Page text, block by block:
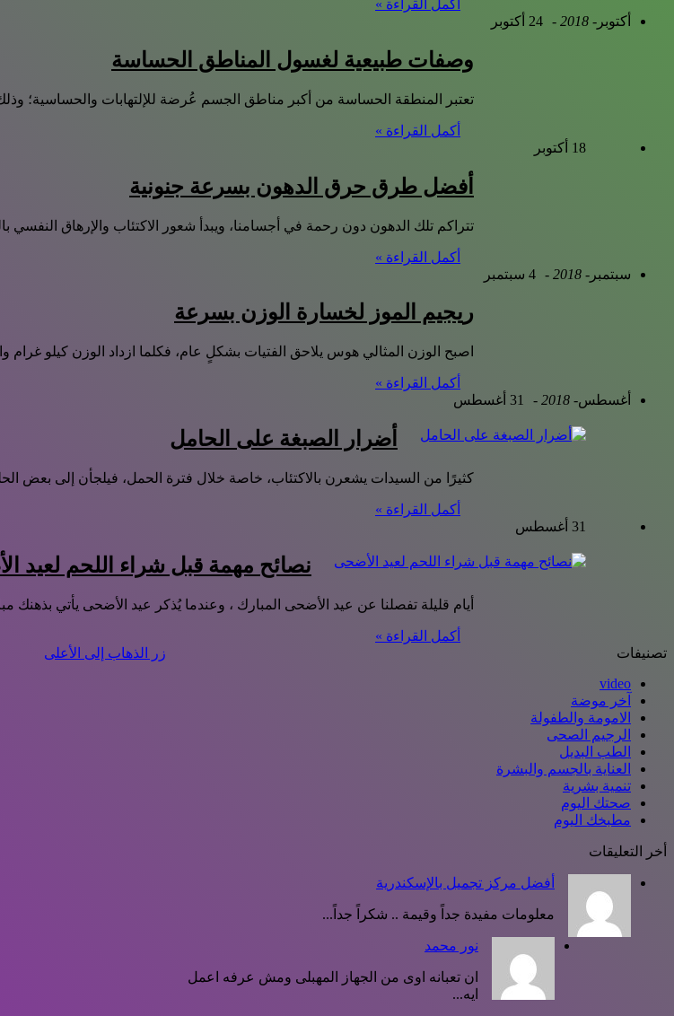
أكمل القراءة »
أكتوبر - 2018 - 24 أكتوبر
وصفات طبيعية لغسول المناطق الحساسة
تعتبر المنطقة الحساسة من أكبر مناطق الجسم عُرضة للإلتهابات والحساسية؛
أكمل القراءة »
18 أكتوبر
أفضل طرق حرق الدهون بسرعة جنونية
تتراكم تلك الدهون دون رحمة في أجسامنا، ويبدأ شعور الاكتئاب والإرهاق النفسي
أكمل القراءة »
سبتمبر - 2018 - 4 سبتمبر
ريجيم الموز لخسارة الوزن بسرعة
اصبح الوزن المثالي هوس يلاحق الفتيات بشكلٍ عام، فكلما ازداد الوزن كيلو
أكمل القراءة »
أغسطس- 2018 - 31 أغسطس
أضرار الصبغة على الحامل
كثيرًا من السيدات يشعرن بالاكتئاب، خاصة خلال فترة الحمل، فيلجأن إلى بعض
أكمل القراءة »
31 أغسطس
نصائح مهمة قبل شراء اللحم لعيد
أيام قليلة تفصلنا عن عيد الأضحى المبارك ، وعندما يُذكر عيد الأضحى يأتي بذهنك
أكمل القراءة »
تصنيفات
video
آخر موضة
الامومة والطفولة
الرجيم الصحى
الطب البديل
العناية بالجسم والبشرة
تنمية بشرية
صحتك اليوم
مطبخك اليوم
أخر التعليقات
أفضل مركز تجميل بالإسكندرية
معلومات مفيدة جداً وقيمة .. شكراً جداً...
نور محمد
ان تعبانه اوى من الجهاز المهبلى ومش عرفه اعمل
ايه...
زر الذهاب إلى الأعلى